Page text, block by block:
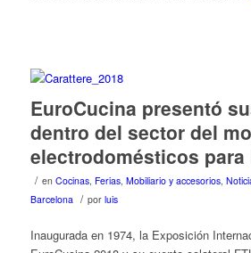
EuroCucina presentó
dentro del sector del
electrodomésticos para
/ en Cocinas, Ferias, Mobiliario y accesorios,
Barcelona / por luis
Inaugurada en 1974, la Exposición